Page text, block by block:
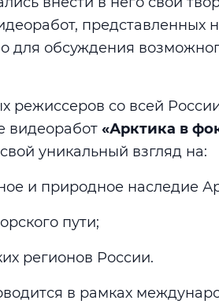
представленных
для обсуждения
со всей
видеоработ «Арктика в
уникальный взгляд на:
и природное наследие
пути;
регионов России.
в рамках